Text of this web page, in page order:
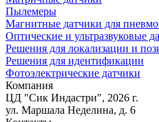
Пылемеры
Магнитные датчики для
Оптические и ультразвуковые
Решения для локализации и
Решения для идентификации
Фотоэлектрические датчики
Компания
ЦД "Сик Индастри", 2026 г.
ул. Маршала Неделина, д. 6